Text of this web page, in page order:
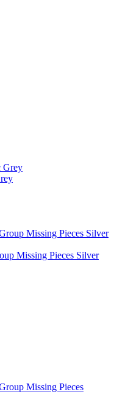
Missing Pieces Silver